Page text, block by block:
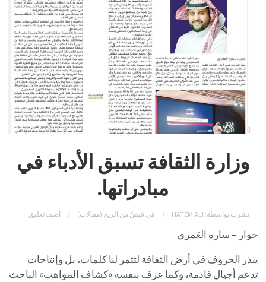
وزارة الثقافة تسبق الأدباء في
مبادراتها.
نشرت بواسطة: HATEM ALI في قبضٌ من الريح (مقالات) اضف تعليق
حوار – ساره العَمري
يبذر الحروف في أرض الثقافة لتثمر لنا كلمات، بل وإنتاجات
تدعم أجيال قادمة، وكما عرف بنفسه «كشاف المواهب» الباحث